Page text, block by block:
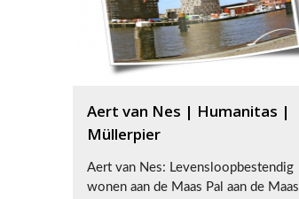
Aert van Nes | Humanitas |
Müllerpier
Aert van Nes: Levensloopbestendig
wonen aan de Maas Pal aan de Maas